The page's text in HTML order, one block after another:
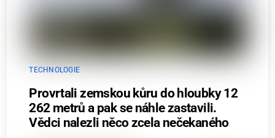
TECHNOLOGIE
Provrtali zemskou kůru do hloubky 12
262 metrů a pak se náhle zastavili.
Vědci nalezli něco zcela nečekaného